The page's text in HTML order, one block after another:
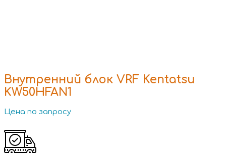
Внутренний блок VRF Kentatsu
KW50HFAN1
Цена по запросу